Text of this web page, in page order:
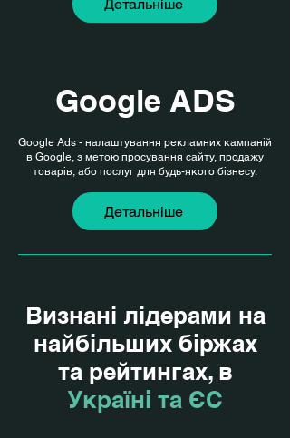
Детальніше
Google ADS
Google Ads - налаштування рекламних кампаній
в Google, з метою просування сайту, продажу
товарів, або послуг для будь-якого бізнесу.
Детальніше
Визнані лідерами на
найбільших біржах
та рейтингах, в
Україні та ЄС